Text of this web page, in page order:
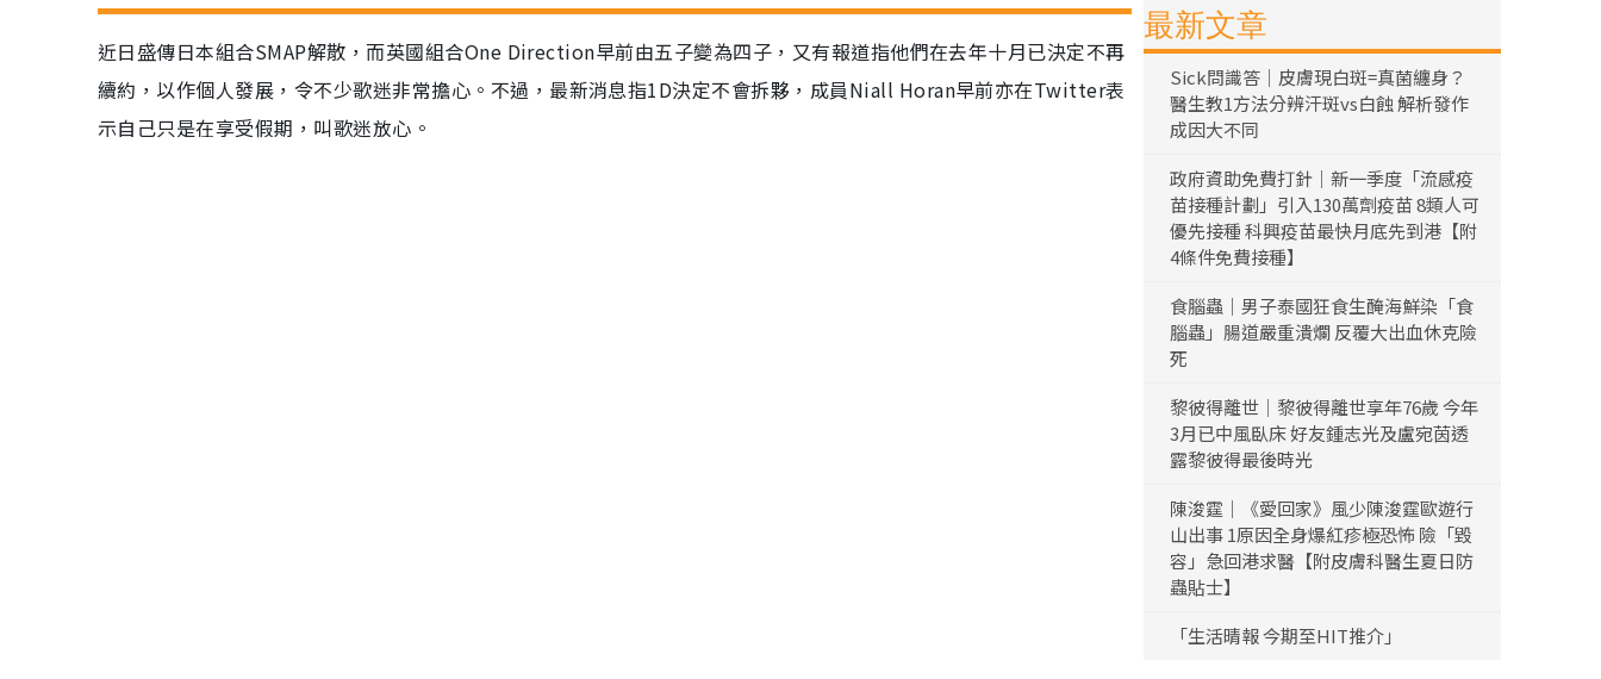
近日盛傳日本組合SMAP解散，而英國組合One Direction早前由五子變為四子，又有報道指他們在去年十月已決定不再
續約，以作個人發展，令不少歌迷非常擔心。不過，最新消息指1D決定不會拆夥，成員Niall Horan早前亦在Twitter表
示自己只是在享受假期，叫歌迷放心。
最新文章
Sick問識答｜皮膚現白斑=真菌纏身？
醫生教1方法分辨汗斑vs白蝕 解析發作
成因大不同
政府資助免費打針｜新一季度「流感疫
苗接種計劃」引入130萬劑疫苗 8類人可
優先接種 科興疫苗最快月底先到港【附
4條件免費接種】
食腦蟲｜男子泰國狂食生醃海鮮染「食
腦蟲」腸道嚴重潰爛 反覆大出血休克險
死
黎彼得離世｜黎彼得離世享年76歲 今年
3月已中風臥床 好友鍾志光及盧宛茵透
露黎彼得最後時光
陳浚霆｜《愛回家》風少陳浚霆歐遊行
山出事 1原因全身爆紅疹極恐怖 險「毀
容」急回港求醫【附皮膚科醫生夏日防
蟲貼士】
「生活晴報 今期至HIT推介」